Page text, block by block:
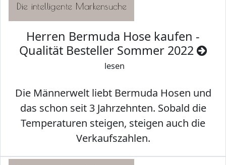
Herren Bermuda Hose kaufen -
Qualität Besteller Sommer 2022
lesen
Die Männerwelt liebt Bermuda Hosen und
das schon seit 3 Jahrzehnten. Sobald die
Temperaturen steigen, steigen auch die
Verkaufszahlen.